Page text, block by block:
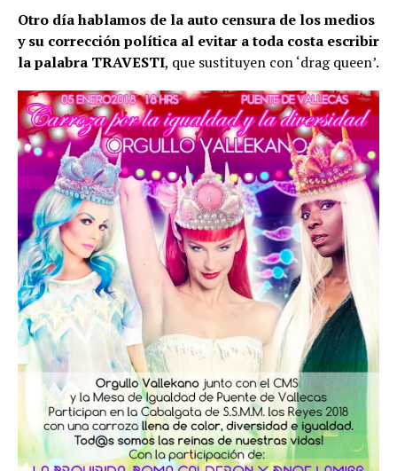
Otro día hablamos de la auto censura de los medios
y su corrección política al evitar a toda costa escribir
la palabra TRAVESTI, que sustituyen con ‘drag queen’.